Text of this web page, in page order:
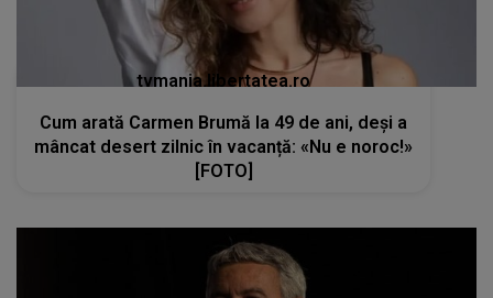
tvmania.libertatea.ro
Cum arată Carmen Brumă la 49 de ani, deși a
mâncat desert zilnic în vacanță: «Nu e noroc!»
[FOTO]